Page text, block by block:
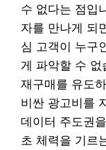
수 없다는 점입
자를 만나게 되
심 고객이 누구
게 파악할 수 없
재구매를 유도
비싼 광고비를
데이터 주도권
초 체력을 기르